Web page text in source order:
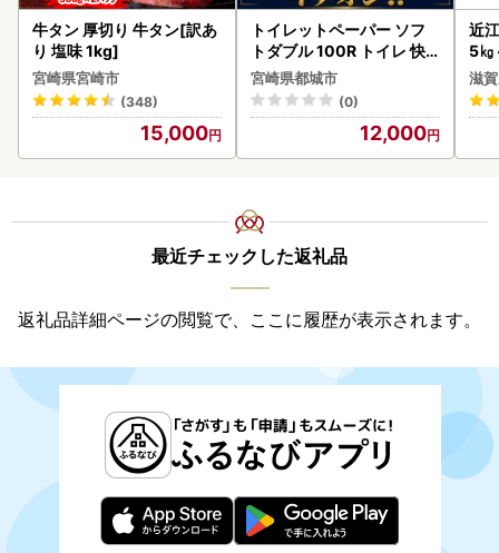
牛タン 厚切り 牛タン[訳あ
り 塩味 1kg]
宮崎県宮崎市
(348)
15,000
トイレットペーパー ソフ
トダブル 100R トイレ 快
速〔12-I5-TP100-R〕
宮崎県都城市
(0)
12,000
近
5㎏
菜
滋
最近チェックした返礼品
返礼品詳細ページの閲覧で、ここに履歴が表示されます。